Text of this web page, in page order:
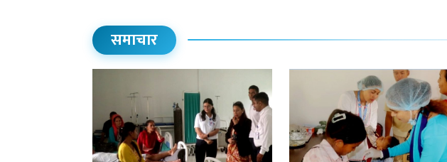
समाचार